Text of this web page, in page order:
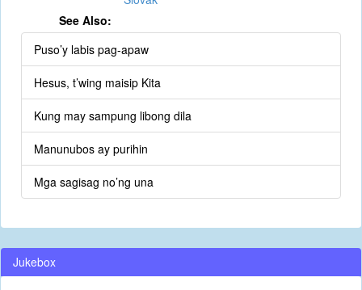
See Also:
Puso’y labis pag-apaw
Hesus, t’wing maisip Kita
Kung may sampung libong dila
Manunubos ay purihin
Mga sagisag no’ng una
Jukebox